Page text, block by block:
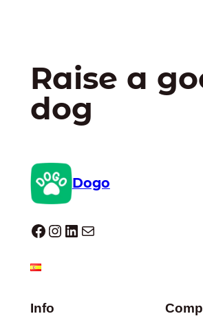
Raise a
dog
Dogo
Dogo facebook InstagramLinkedIn E-mail
Info